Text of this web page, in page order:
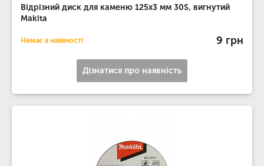
Відрізний диск для каменю 125х3 мм 30S, вигнутий
Makita
Немає в наявності 9 грн
Дізнатися про наявність